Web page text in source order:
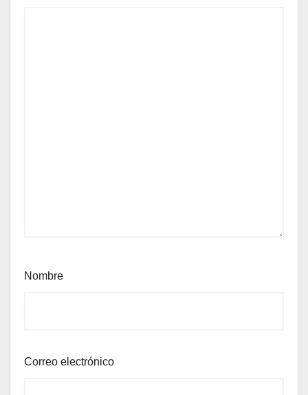
Nombre
Correo electrónico